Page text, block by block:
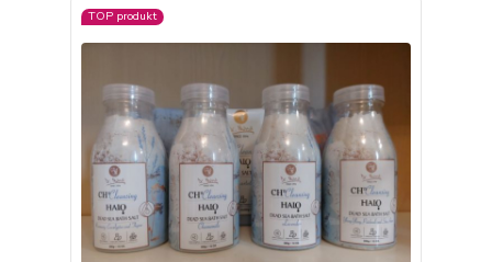
TOP produkt